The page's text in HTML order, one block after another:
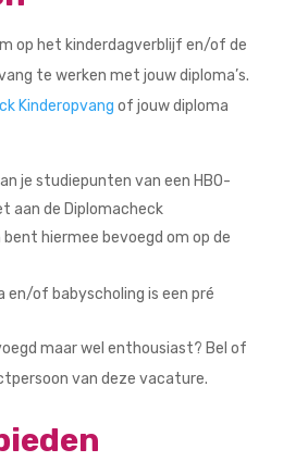
op het kinderdagverblijf en/of de
te werken met jouw diploma’s.
Kinderopvang of jouw diploma
je studiepunten van een HBO-
aan de Diplomacheck
bent hiermee bevoegd om op de
en/of babyscholing is een pré
maar wel enthousiast? Bel of
van deze vacature.